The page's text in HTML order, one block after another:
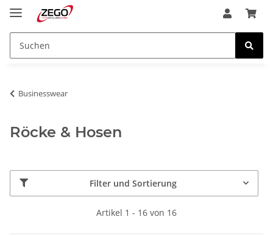
Businesswear
Röcke & Hosen
Filter und Sortierung
Artikel 1 - 16 von 16